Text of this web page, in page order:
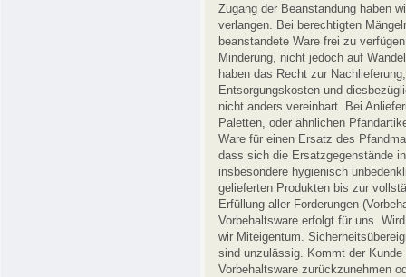
Zugang der Beanstandung haben
verlangen. Bei berechtigten
beanstandete Ware frei zu
Minderung, nicht jedoch auf
haben das Recht zur
Entsorgungskosten und
nicht anders vereinbart. Bei
Paletten, oder ähnlichen
Ware für einen Ersatz des
dass sich die Ersatzgegenstände
insbesondere hygienisch
gelieferten Produkten bis zur
Erfüllung aller Forderungen
Vorbehaltsware erfolgt für uns.
wir Miteigentum.
sind unzulässig. Kommt der
Vorbehaltsware zurückzunehmen